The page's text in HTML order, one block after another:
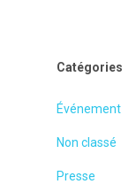
Catégories
Événement
Non classé
Presse